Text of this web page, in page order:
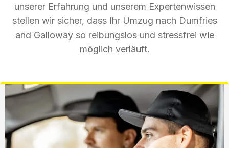
unserer Erfahrung und unserem Expertenwissen
stellen wir sicher, dass Ihr Umzug nach Dumfries
and Galloway so reibungslos und stressfrei wie
möglich verläuft.